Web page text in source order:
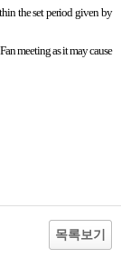
the set period given by
meeting as it may cause
목록보기